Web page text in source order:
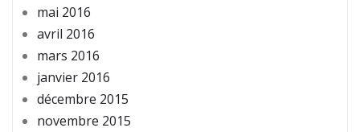
mai 2016
avril 2016
mars 2016
janvier 2016
décembre 2015
novembre 2015